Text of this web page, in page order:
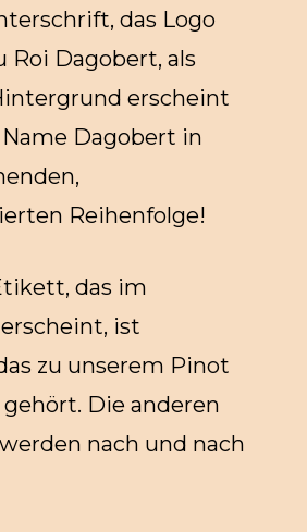
das Logo
Roi Dagobert, als
erscheint
Dagobert in
Reihenfolge!
das im
ist
zu unserem Pinot
gehört. Die anderen
nach und nach